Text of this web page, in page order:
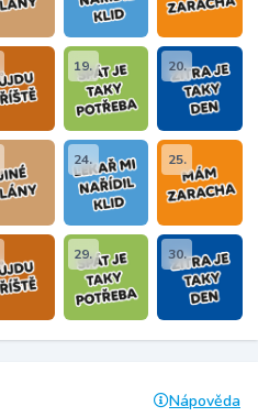
19. 20.
24. 25.
29. 30.
Nápověda